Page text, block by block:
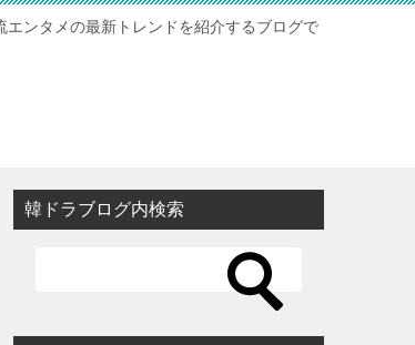
ンタメの最新トレンドを紹介するブログで
韓ドラブログ内検索